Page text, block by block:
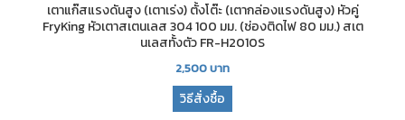
เตาแก๊สแรงดันสูง (เตาเร่ง) ตั้งโต๊ะ (เตากล่องแรงดันสูง) หัวคู่
FryKing หัวเตาสเตนเลส 304 100 มม. (ช่องติดไฟ 80 มม.) สเต
นเลสทั้งตัว FR-H2010S
2,500บาท
วิธีสั่งซื้อ